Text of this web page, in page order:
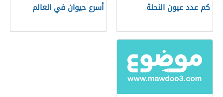
كم عدد عيون النحلة أسرع حيوان في العالم